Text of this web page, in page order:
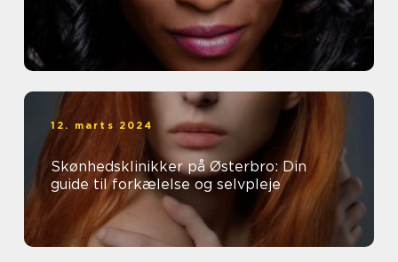
12. marts 2024
Skønhedsklinikker på Østerbro: Din
guide til forkælelse og selvpleje